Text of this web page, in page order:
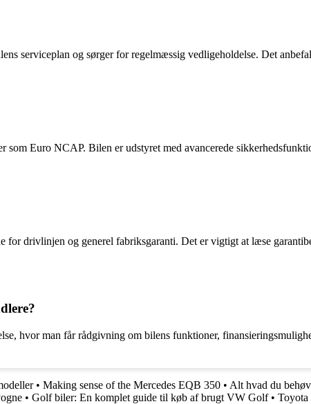
serviceplan og sørger for regelmæssig vedligeholdelse. Det
Euro NCAP. Bilen er udstyret med avancerede
drivlinjen og generel fabriksgaranti. Det er vigtigt at læse
hvor man får rådgivning om bilens funktioner,
• Making sense of the Mercedes EQB 350 • Alt hvad du
• Golf biler: En komplet guide til køb af brugt VW Golf• Toyota